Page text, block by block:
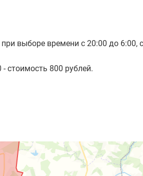
выборе времени с 20:00 до 6:00,
стоимость 800 рублей.